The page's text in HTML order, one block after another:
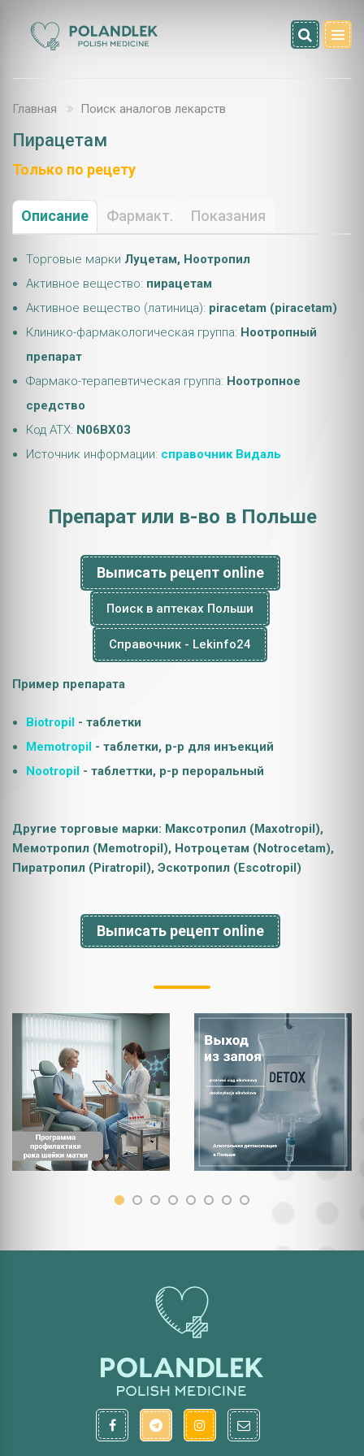
Главная Поиск аналогов лекарств
Пирацетам
Только по рецету
Описание Фармакт. Показания
Торговые марки Луцетам, Ноотропил
Активное вещество: пирацетам
Активное вещество (латиница): piracetam (piracetam)
Клинико-фармакологическая группа: Ноотропный
препарат
Фармако-терапевтическая группа: Ноотропное
средство
Код АТХ: N06BX03
Источник информации: справочник Видаль
Препарат или в-во в Польше
Выписать рецепт online
Поиск в аптеках Польши
Справочник - Lekinfo24
Пример препарата
Biotropil - таблетки
Memotropil - таблетки, р-р для инъекций
Nootropil - таблеттки, р-р пероральный
Другие торговые марки: Максотропил (Maxotropil),
Мемотропил (Memotropil), Нотроцетам (Notrocetam),
Пиратропил (Piratropil), Эскотропил (Escotropil)
Выписать рецепт online